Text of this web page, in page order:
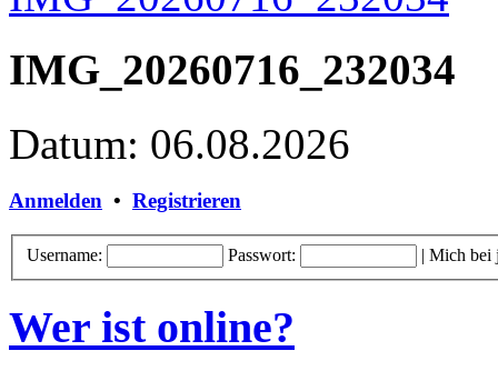
IMG_20260716_232034
Datum: 06.08.2026
Anmelden • Registrieren
Username: Passwort: | Mich bei
Wer ist online?